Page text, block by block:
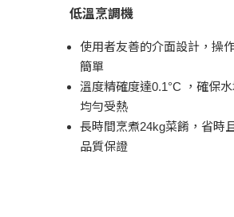
低溫烹調機
使用者友善的介面設計，操
簡單
溫度精確度達0.1°C ，確保
均勻受熱
長時間烹煮24kg菜餚，省時且
品質保證